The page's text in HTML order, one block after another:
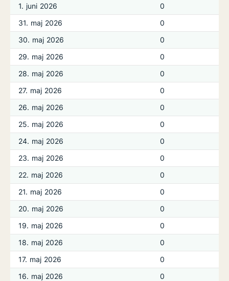
1. juni 2026
0
31. maj 2026
0
30. maj 2026
0
29. maj 2026
0
28. maj 2026
0
27. maj 2026
0
26. maj 2026
0
25. maj 2026
0
24. maj 2026
0
23. maj 2026
0
22. maj 2026
0
21. maj 2026
0
20. maj 2026
0
19. maj 2026
0
18. maj 2026
0
17. maj 2026
0
16. maj 2026
0